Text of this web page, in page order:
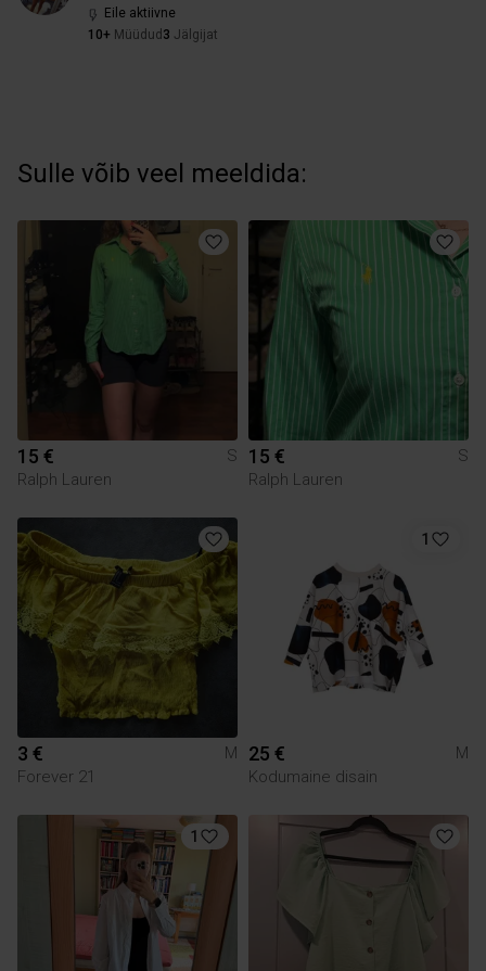
Eile aktiivne
10+ Müüdud 3 Jälgijat
Sulle võib veel meeldida:
15 €
S
Ralph Lauren
15 €
S
Ralph Lauren
3 €
M
Forever 21
1
25 €
M
Kodumaine disain
1